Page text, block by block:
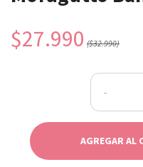
$27.990 ($32.990)
-